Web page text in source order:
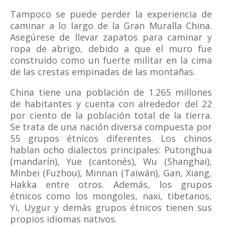
Tampoco se puede perder la experiencia de
caminar a lo largo de la Gran Muralla China.
Asegúrese de llevar zapatos para caminar y
ropa de abrigo, debido a que el muro fue
construido como un fuerte militar en la cima
de las crestas empinadas de las montañas.
China tiene una población de 1.265 millones
de habitantes y cuenta con alrededor del 22
por ciento de la población total de la tierra.
Se trata de una nación diversa compuesta por
55 grupos étnicos diferentes. Los chinos
hablan ocho dialectos principales: Putonghua
(mandarín), Yue (cantonés), Wu (Shanghai),
Minbei (Fuzhou), Minnan (Taiwán), Gan, Xiang,
Hakka entre otros. Además, los grupos
étnicos como los mongoles, naxi, tibetanos,
Yi, Uygur y demás grupos étnicos tienen sus
propios idiomas nativos.